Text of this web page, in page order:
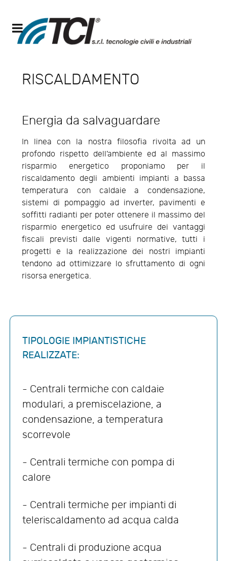
RISCALDAMENTO
Energia da salvaguardare
In linea con la nostra filosofia rivolta ad un
profondo rispetto dell’ambiente ed al massimo
risparmio energetico proponiamo per il
riscaldamento degli ambienti impianti a bassa
temperatura con caldaie a condensazione,
sistemi di pompaggio ad inverter, pavimenti e
soffitti radianti per poter ottenere il massimo del
risparmio energetico ed usufruire dei vantaggi
fiscali previsti dalle vigenti normative, tutti i
progetti e la realizzazione dei nostri impianti
tendono ad ottimizzare lo sfruttamento di ogni
risorsa energetica.
TIPOLOGIE IMPIANTISTICHE
REALIZZATE:
- Centrali termiche con caldaie
modulari, a premiscelazione, a
condensazione, a temperatura
scorrevole
- Centrali termiche con pompa di
calore
- Centrali termiche per impianti di
teleriscaldamento ad acqua calda
- Centrali di produzione acqua